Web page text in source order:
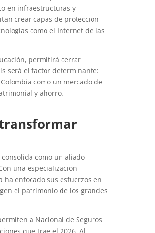
en infraestructuras y
crear capas de protección
como el Internet de las
permitirá cerrar
será el factor determinante:
como un mercado de
y ahorro.
como un aliado
una especialización
enfocado sus esfuerzos en
el patrimonio de los grandes
a Nacional de Seguros
que trae el 2026. Al